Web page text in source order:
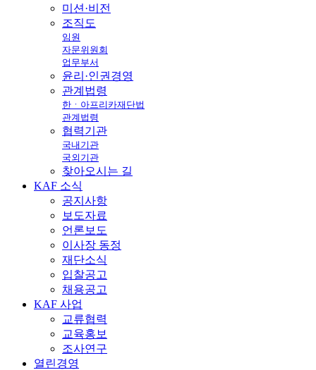
미션·비전
조직도
임원
자문위원회
업무부서
윤리·인권경영
관계법령
한ㆍ아프리카재단법
관계법령
협력기관
국내기관
국외기관
찾아오시는 길
KAF 소식
공지사항
보도자료
언론보도
이사장 동정
재단소식
입찰공고
채용공고
KAF 사업
교류협력
교육홍보
조사연구
열린경영